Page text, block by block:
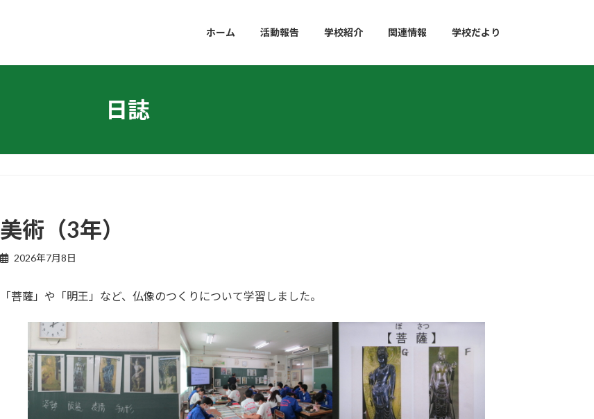
ホーム 活動報告 学校紹介 関連情報 学校だより
日誌
美術（3年）
2026年7月8日
「菩薩」や「明王」など、仏像のつくりについて学習しました。